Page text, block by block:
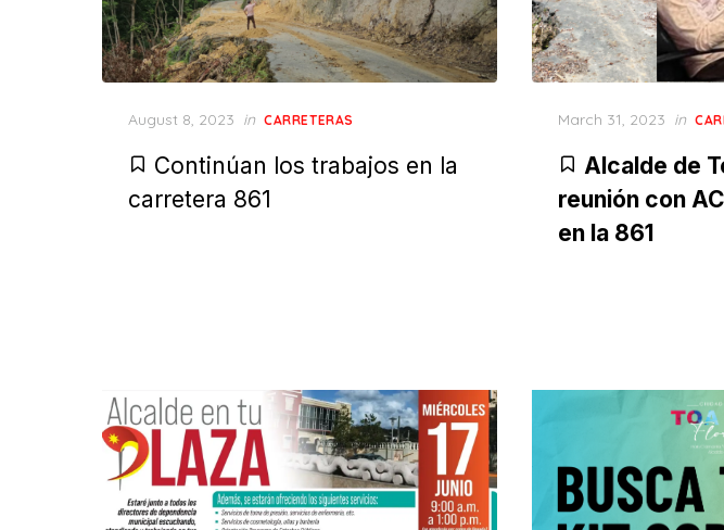
Posted
August 8, 2023 in CARRETERAS
Continúan los trabajos en la
carretera 861
Posted
March 31, 2023 in
Alcalde de
reunión con
en la 861